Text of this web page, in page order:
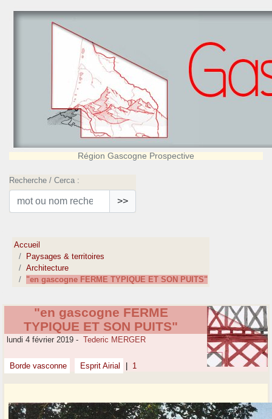
Région Gascogne Prospective
Recherche / Cerca :
>>
Accueil
Paysages & territoires
Architecture
"en gascogne FERME TYPIQUE ET SON PUITS"
"en gascogne FERME
TYPIQUE ET SON PUITS"
lundi 4 février 2019 - Tederic MERGER
Borde vasconne Esprit Airial 1